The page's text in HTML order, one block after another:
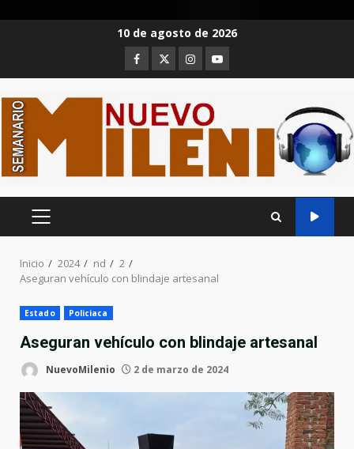
10 de agosto de 2026
Facebook
TwitterInstagram
Youtube
MENÚ
Inicio 2024 nd
2
Aseguran vehículo con blindaje artesanal
Estado Policiaca
Aseguran vehículo con blindaje artesanal
NuevoMilenio 2 de marzo de 2024